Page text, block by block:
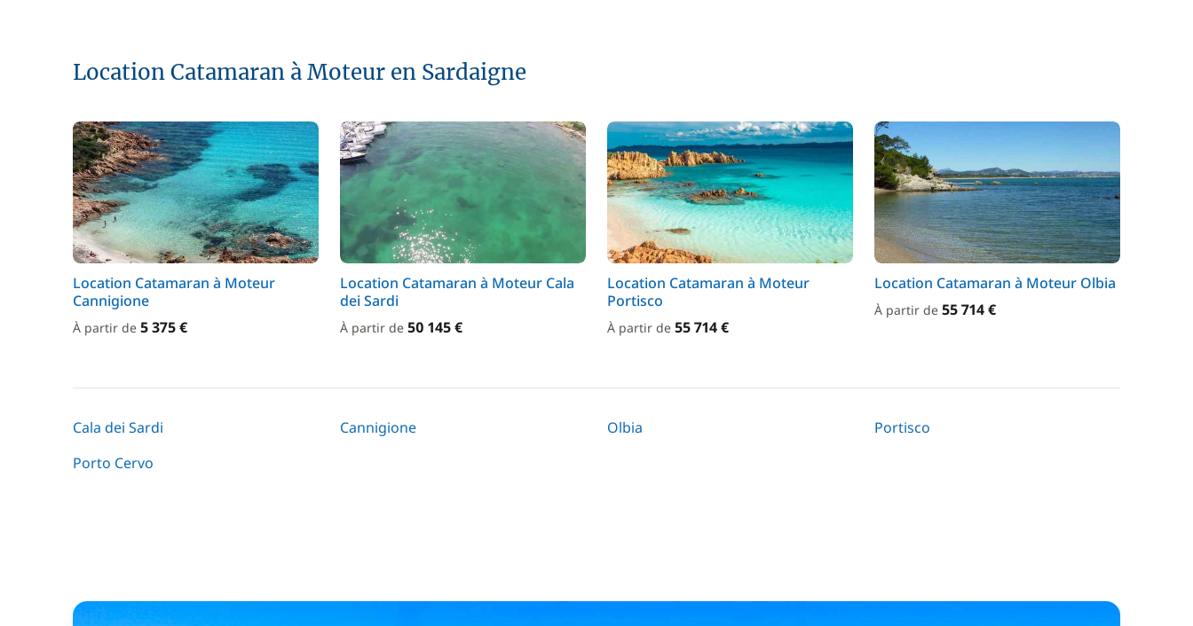
Location Catamaran à Moteur en Sardaigne
Location Catamaran à Moteur
Cannigione
À partir de 5 375 €
Location Catamaran à Moteur Cala
dei Sardi
À partir de 50 145 €
Location Catamaran à Moteur
Portisco
À partir de 55 714 €
Location Catamaran à Moteur Olbia
À partir de 55 714 €
Cala dei Sardi Cannigione Olbia
Portisco
Porto Cervo